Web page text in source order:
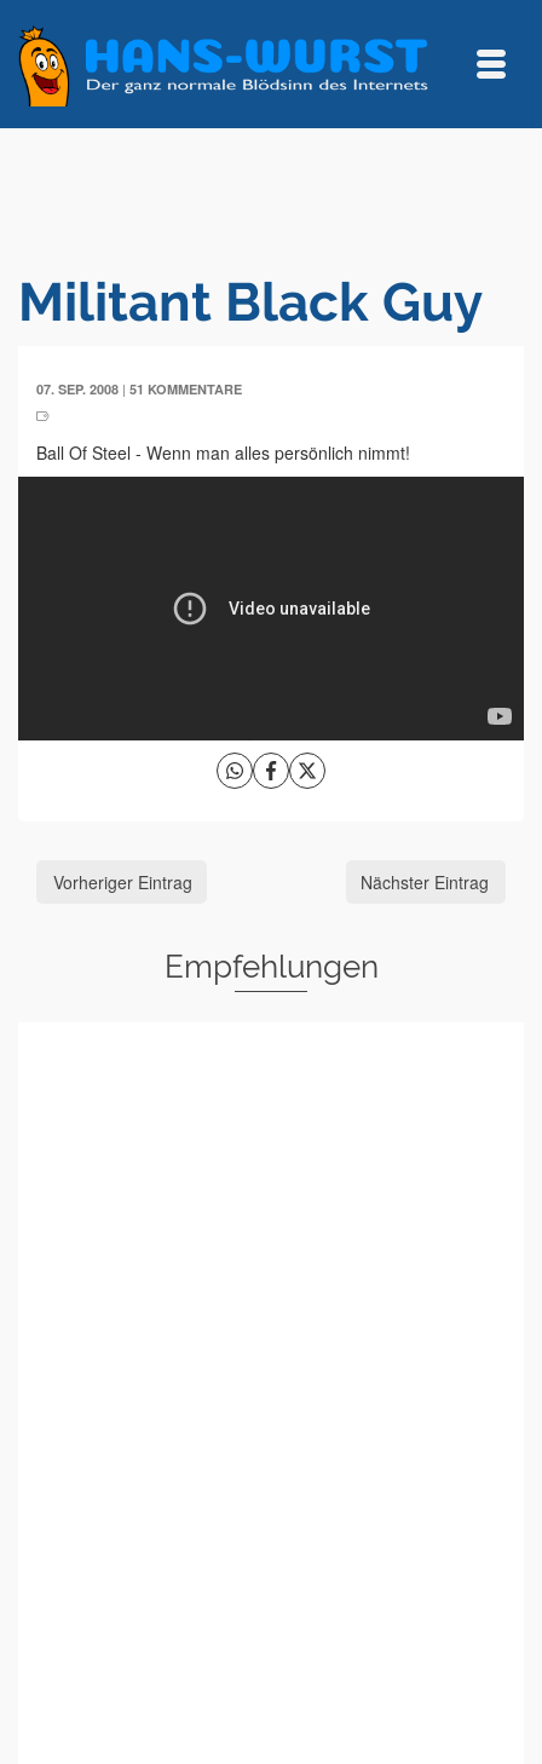
Militant Black Guy
07. SEP. 2008 | 51 KOMMENTARE
Ball Of Steel - Wenn man alles persönlich nimmt!
Vorheriger Eintrag Nächster Eintrag
Empfehlungen